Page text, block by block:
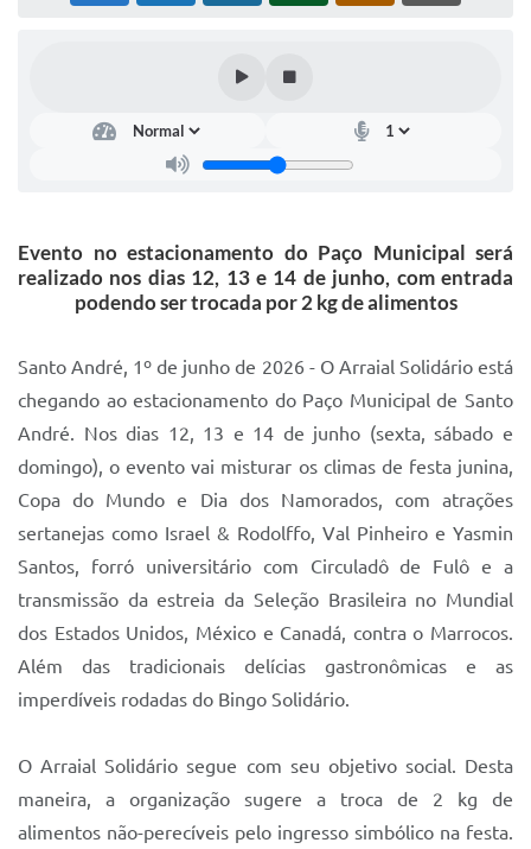
Legislação
Lei de acesso à informação
Mobilidade Urbana Sustentável
Ouvidoria da Cidade
Passe Escolar
Parque Escola
Quadra Fiscal
Sistema Colab
Autarquias
Evento no estacionamento do Paço Municipal será
realizado nos dias 12, 13 e 14 de junho, com entrada
podendo ser trocada por 2 kg de alimentos
Santo André, 1º de junho de 2026 - O Arraial Solidário está
chegando ao estacionamento do Paço Municipal de Santo
André. Nos dias 12, 13 e 14 de junho (sexta, sábado e
domingo), o evento vai misturar os climas de festa junina,
Copa do Mundo e Dia dos Namorados, com atrações
sertanejas como Israel & Rodolffo, Val Pinheiro e Yasmin
Santos, forró universitário com Circuladô de Fulô e a
transmissão da estreia da Seleção Brasileira no Mundial
dos Estados Unidos, México e Canadá, contra o Marrocos.
Além das tradicionais delícias gastronômicas e as
imperdíveis rodadas do Bingo Solidário.
O Arraial Solidário segue com seu objetivo social. Desta
maneira, a organização sugere a troca de 2 kg de
alimentos não-perecíveis pelo ingresso simbólico na festa.